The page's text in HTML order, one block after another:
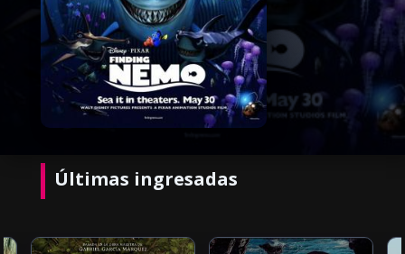
Últimas ingresadas